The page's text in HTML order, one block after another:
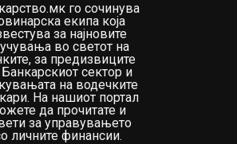
го сочинува
екипа која
за најновите
во светот на
за предизвиците
сектор и
на водечките
На нашиот портал
да прочитате и
за управувањето
личните финансии.